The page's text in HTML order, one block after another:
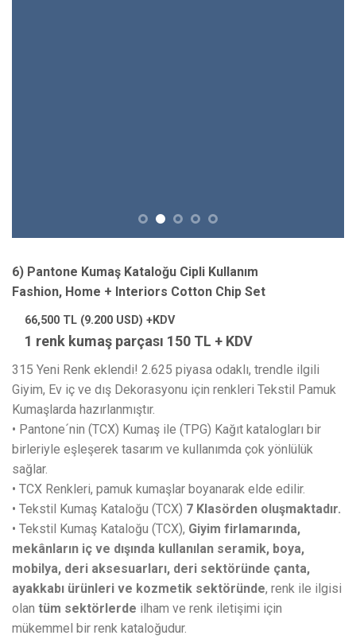
6) Pantone Kumaş Kataloğu Cipli Kullanım
Fashion, Home + Interiors Cotton Chip Set
66,500 TL (9.200 USD) +KDV
1 renk kumaş parçası 150 TL + KDV
315 Yeni Renk eklendi! 2.625 piyasa odaklı, trendle ilgili
Giyim, Ev iç ve dış Dekorasyonu için renkleri Tekstil Pamuk
Kumaşlarda hazırlanmıştır.
• Pantone´nin (TCX) Kumaş ile (TPG) Kağıt katalogları bir
birleriyle eşleşerek tasarım ve kullanımda çok yönlülük
sağlar.
• TCX Renkleri, pamuk kumaşlar boyanarak elde edilir.
• Tekstil Kumaş Kataloğu (TCX) 7 Klasörden oluşmaktadır.
• Tekstil Kumaş Kataloğu (TCX), Giyim firlamarında,
mekânların iç ve dışında kullanılan seramik, boya,
mobilya, deri aksesuarları, deri sektöründe çanta,
ayakkabı ürünleri ve kozmetik sektöründe, renk ile ilgisi
olan tüm sektörlerde ilham ve renk iletişimi için
mükemmel bir renk kataloğudur.